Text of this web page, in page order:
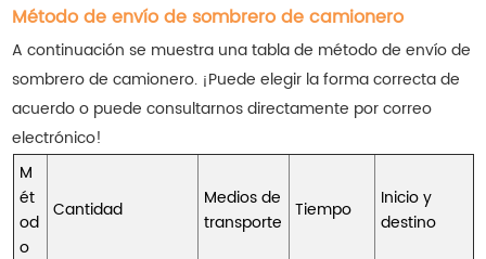
Método de envío de sombrero de camionero
A continuación se muestra una tabla de método de envío de
sombrero de camionero. ¡Puede elegir la forma correcta de
acuerdo o puede consultarnos directamente por correo
electrónico!
M
ét
od
o
Cantidad
Medios de
transporte
Tiempo
Inicio y
destino